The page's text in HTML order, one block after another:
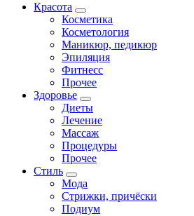
Красота
Косметика
Косметология
Маникюр, педикюр
Эпиляция
Фитнесс
Прочее
Здоровье
Диеты
Лечение
Массаж
Процедуры
Прочее
Стиль
Мода
Стрижки, причёски
Подиум